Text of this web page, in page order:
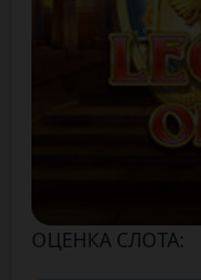
ОЦЕНКА СЛОТА: